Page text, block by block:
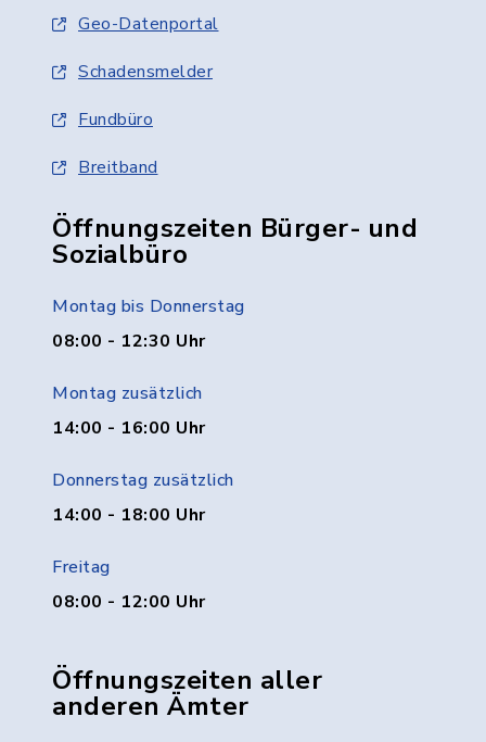
Geo-Datenportal
Schadensmelder
Fundbüro
Breitband
Öffnungszeiten Bürger- und
Sozialbüro
Montag bis Donnerstag
08:00 - 12:30 Uhr
Montag zusätzlich
14:00 - 16:00 Uhr
Donnerstag zusätzlich
14:00 - 18:00 Uhr
Freitag
08:00 - 12:00 Uhr
Öffnungszeiten aller
anderen Ämter